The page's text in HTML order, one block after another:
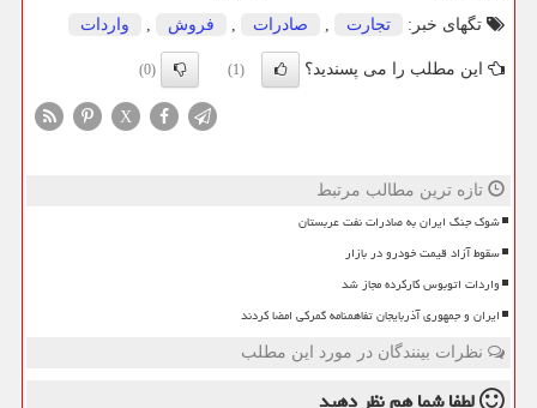
تگهای خبر:
تجارت , صادرات , فروش , واردات
این مطلب را می پسندید؟ (1)
(0)
X
تازه ترین مطالب مرتبط
شوک جنگ ایران به صادرات نفت عربستان
سقوط آزاد قیمت خودرو در بازار
واردات اتوبوس کارکرده مجاز شد
ایران و جمهوری آذربایجان تفاهمنامه گمرکی امضا کردند
نظرات بینندگان در مورد این مطلب